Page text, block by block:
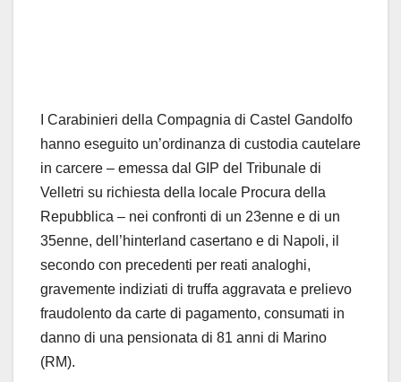
I Carabinieri della Compagnia di Castel Gandolfo
hanno eseguito un’ordinanza di custodia cautelare
in carcere – emessa dal GIP del Tribunale di
Velletri su richiesta della locale Procura della
Repubblica – nei confronti di un 23enne e di un
35enne, dell’hinterland casertano e di Napoli, il
secondo con precedenti per reati analoghi,
gravemente indiziati di truffa aggravata e prelievo
fraudolento da carte di pagamento, consumati in
danno di una pensionata di 81 anni di Marino
(RM).